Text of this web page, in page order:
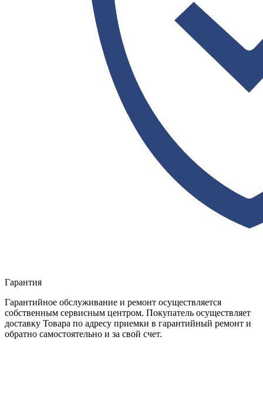
Гарантия
Гарантийное обслуживание и ремонт осуществляется
собственным сервисным центром. Покупатель осуществляет
доставку Товара по адресу приемки в гарантийный ремонт и
обратно самостоятельно и за свой счет.